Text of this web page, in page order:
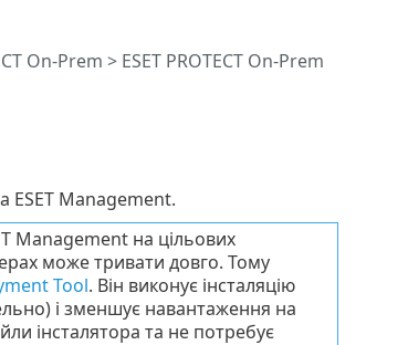
On-Prem > ESET PROTECT On-Prem
ESET Management.
Management на цільових
може тривати довго. Тому
Tool. Він виконує інсталяцію
і зменшує навантаження на
інсталятора та не потребує